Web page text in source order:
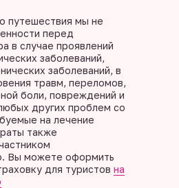
путешествия мы не
перед
в случае проявлений
заболеваний,
заболеваний, в
травм, переломов,
боли, повреждений и
других проблем со
на лечение
также
Вы можете оформить
для туристов на